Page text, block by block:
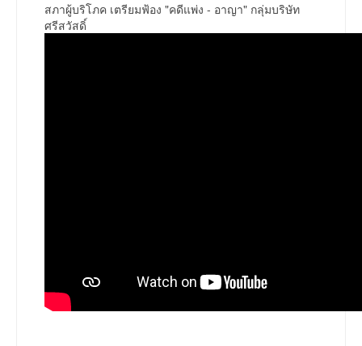
สภาผู้บริโภค เตรียมฟ้อง "คดีแพ่ง - อาญา" กลุ่มบริษัท
ศรีสวัสดิ์